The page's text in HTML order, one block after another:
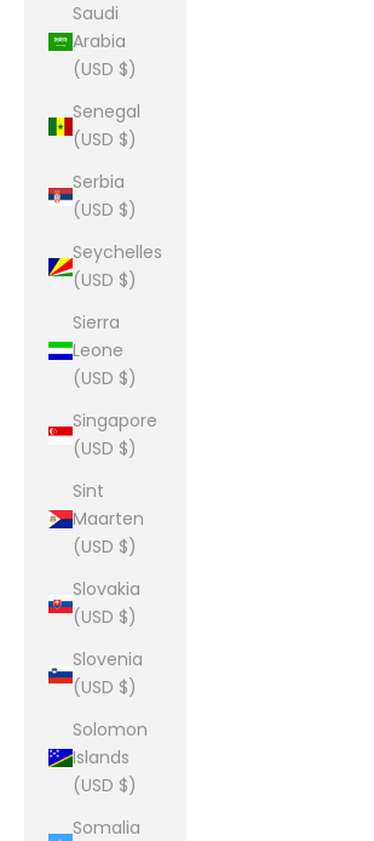
Saudi
Arabia
(USD $)
Senegal
(USD $)
Serbia
(USD $)
Seychelles
(USD $)
Sierra
Leone
(USD $)
Singapore
(USD $)
Sint
Maarten
(USD $)
Slovakia
(USD $)
Slovenia
(USD $)
Solomon
Islands
(USD $)
Somalia